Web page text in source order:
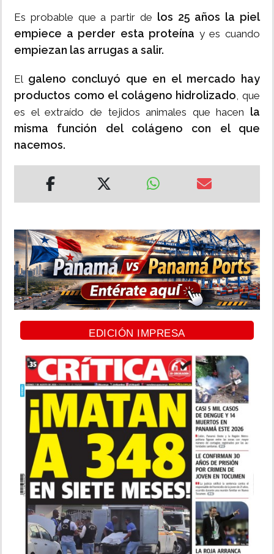
Es probable que a partir de los 25 años la piel
empiece a perder esta proteína y es cuando
empiezan las arrugas a salir.
El galeno concluyó que en el mercado hay
productos como el colágeno hidrolizado, que
es el extraído de tejidos animales que hacen la
misma función del colágeno con el que
nacemos.
EDICIÓN IMPRESA